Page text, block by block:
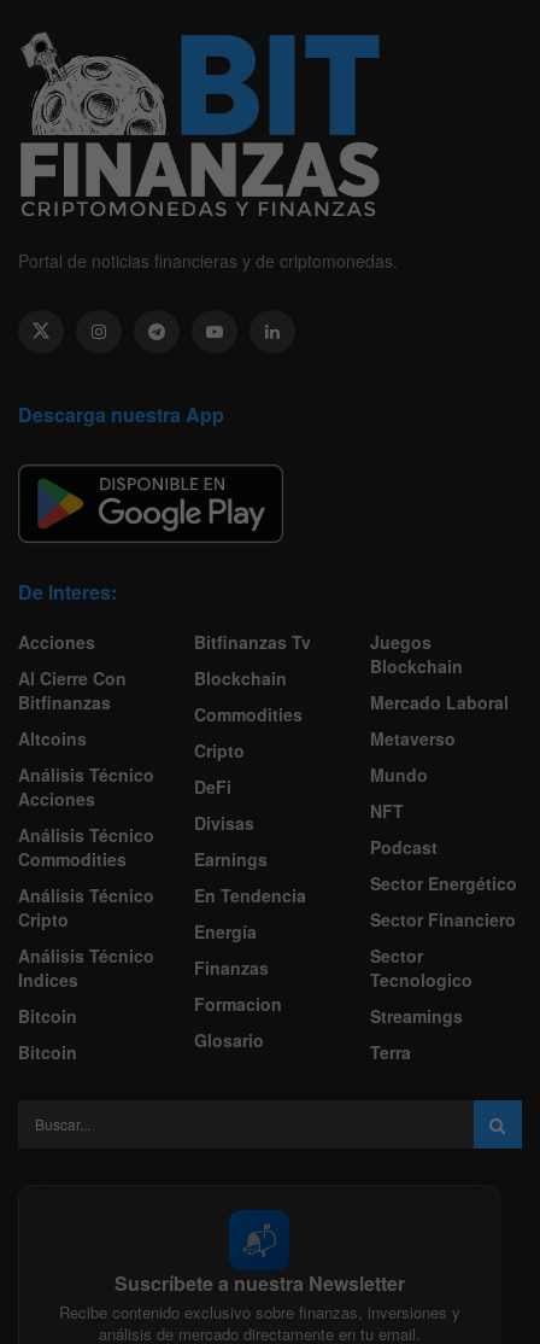
Portal de noticias financieras y de criptomonedas.
Descarga nuestra App
De Interes:
Acciones
Al Cierre Con
Bitfinanzas
Altcoins
Análisis Técnico
Acciones
Análisis Técnico
Commodities
Análisis Técnico
Cripto
Análisis Técnico
Indices
Bitcoin
Bitcoin
Bitfinanzas Tv
Blockchain
Commodities
Cripto
DeFi
Divisas
Earnings
En Tendencia
Energía
Finanzas
Formacion
Glosario
Juegos
Blockchain
Mercado Laboral
Metaverso
Mundo
NFT
Podcast
Sector Energético
Sector Financiero
Sector
Tecnologico
Streamings
Terra
📬
Suscríbete a nuestra Newsletter
Recibe contenido exclusivo sobre finanzas, inversiones y
análisis de mercado directamente en tu email.